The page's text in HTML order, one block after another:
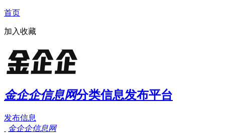
首页
加入收藏
金企企信息网分类信息发布平台
发布信息
金企企信息网